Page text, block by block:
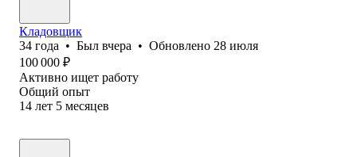
Кладовщик
34 года • Был вчера • Обновлено 28 июля
100 000 ₽
Активно ищет работу
Общий опыт
14 лет 5 месяцев